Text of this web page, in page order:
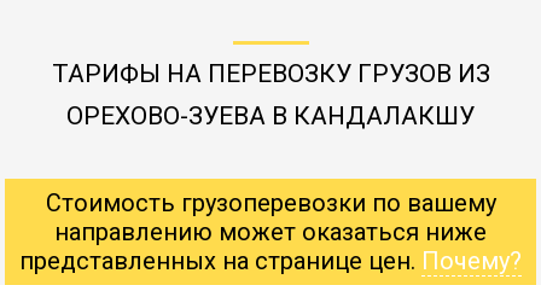
ТАРИФЫ НА ПЕРЕВОЗКУ ГРУЗОВ ИЗ
ОРЕХОВО-ЗУЕВА В КАНДАЛАКШУ
Стоимость грузоперевозки по вашему
направлению может оказаться ниже
представленных на странице цен. Почему?